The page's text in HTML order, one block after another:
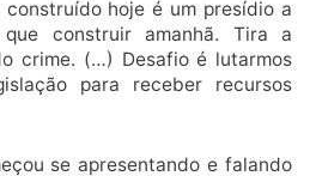
construído hoje é um presídio a
construir amanhã. Tira a
crime. (…) Desafio é lutarmos
para receber recursos
se apresentando e falando